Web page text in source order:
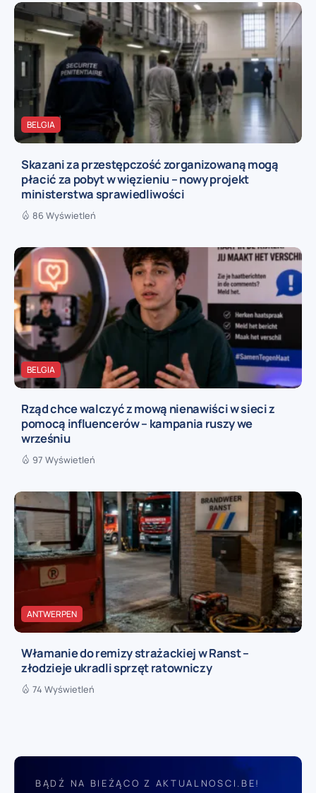
BELGIA
Skazani za przestępczość zorganizowaną mogą
płacić za pobyt w więzieniu – nowy projekt
ministerstwa sprawiedliwości
86 Wyświetleń
BELGIA
Rząd chce walczyć z mową nienawiści w sieci z
pomocą influencerów – kampania ruszy we
wrześniu
97 Wyświetleń
ANTWERPEN
Włamanie do remizy strażackiej w Ranst –
złodzieje ukradli sprzęt ratowniczy
74 Wyświetleń
BĄDŹ NA BIEŻĄCO Z AKTUALNOSCI.BE!